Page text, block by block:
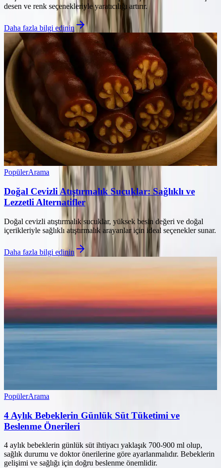
desen ve renk seçenekleriyle yaratıcılığı artırır.
Daha fazla bilgi edinin
PopülerArama
Doğal Cevizli Atıştırmalık Sucuklar: Sağlıklı ve
Lezzetli Alternatifler
Doğal cevizli atıştırmalık sucuklar, yüksek besin değeri ve doğal
içerikleriyle sağlıklı atıştırmalık arayanlar için ideal seçenekler sunar.
Daha fazla bilgi edinin
PopülerArama
4 Aylık Bebeklerin Günlük Süt Tüketimi ve
Beslenme Önerileri
4 aylık bebeklerin günlük süt ihtiyacı yaklaşık 700-900 ml olup,
sağlık durumu ve doktor önerilerine göre ayarlanmalıdır. Bebeklerin
gelişimi ve sağlığı için doğru beslenme önemlidir.